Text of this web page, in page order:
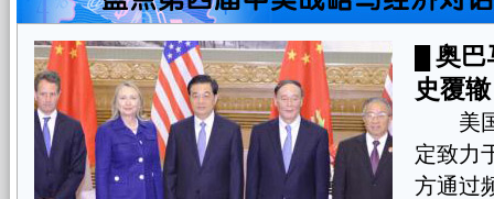
奥巴
史覆辙
美国
定致力
方通过